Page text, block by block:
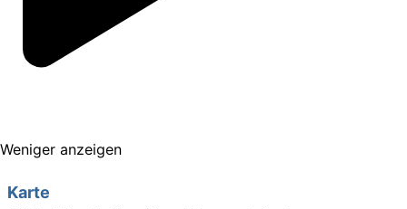
Weniger anzeigen
Karte